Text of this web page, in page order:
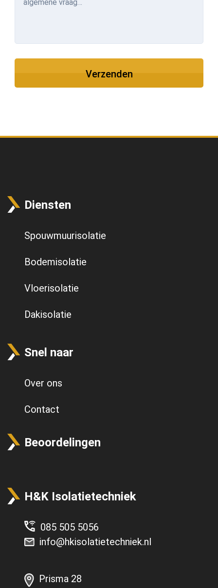
Diensten
Spouwmuurisolatie
Bodemisolatie
Vloerisolatie
Dakisolatie
Snel naar
Over ons
Contact
Beoordelingen
H&K Isolatietechniek
085 505 5056
info@hkisolatietechniek.nl
Prisma 28